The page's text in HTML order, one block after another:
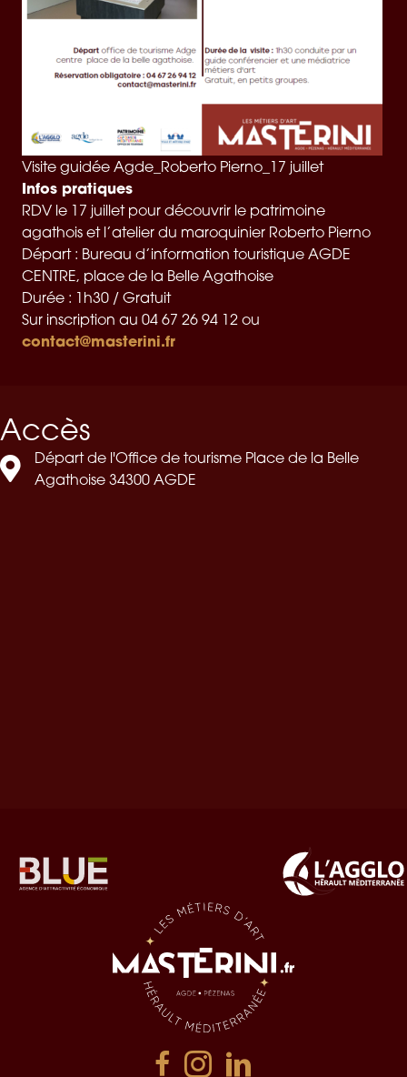
Visite guidée Agde_Roberto Pierno_17 juillet
Infos pratiques
RDV le 17 juillet pour découvrir le patrimoine
agathois et l’atelier du maroquinier Roberto Pierno
Départ : Bureau d’information touristique AGDE
CENTRE, place de la Belle Agathoise
Durée : 1h30 / Gratuit
Sur inscription au 04 67 26 94 12 ou
contact@masterini.fr
Accès
Départ de l'Office de tourisme Place de la Belle
Agathoise 34300 AGDE